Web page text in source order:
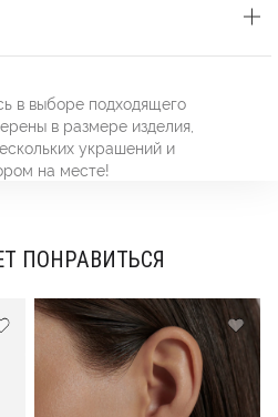
в выборе подходящего
в размере изделия,
украшений и
на месте!
ПОНРАВИТЬСЯ